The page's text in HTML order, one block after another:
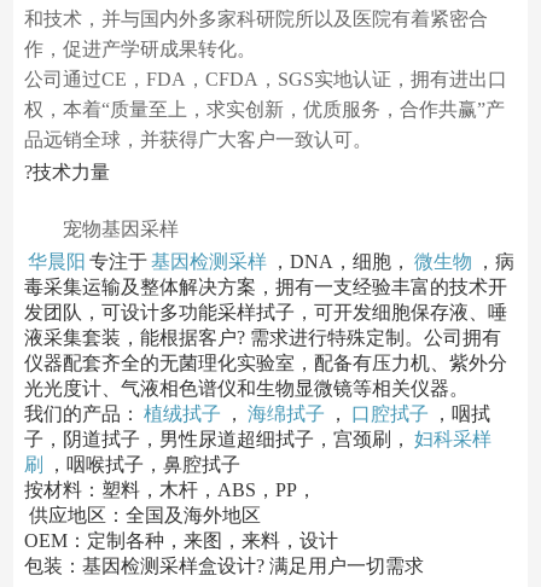
和技术，并与国内外多家科研院所以及医院有着紧密合
作，促进产学研成果转化。
公司通过CE，FDA，CFDA，SGS实地认证，拥有进出口
权，本着“质量至上，求实创新，优质服务，合作共赢”产
品远销全球，并获得广大客户一致认可。
?技术力量
宠物基因采样
华晨阳 专注于基因检测采样 ，DNA，细胞， 微生物
，病
毒采集运输及整体解决方案，拥有一支经验丰富的技术开
发团队，可设计多功能采样拭子，可开发细胞保存液、唾
液采集套装，能根据客户? 需求进行特殊定制。公司拥有
仪器配套齐全的无菌理化实验室，配备有压力机、紫外分
光光度计、气液相色谱仪和生物显微镜等相关仪器。
我们的产品： 植绒拭子 ， 海绵拭子 ， 口腔拭子
，咽拭
子，阴道拭子，男性尿道超细拭子，宫颈刷， 妇科采样
刷
，咽喉拭子，鼻腔拭子
按材料：塑料，木杆，ABS，PP，
供应地区：全国及海外地区
OEM：定制各种，来图，来料，设计
包装：基因检测采样盒设计? 满足用户一切需求